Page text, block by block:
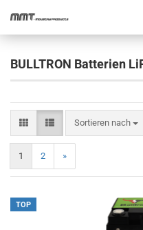
BULLTRON Batterien
Sortieren nach
Sortieren nach
1 2 »
TOP